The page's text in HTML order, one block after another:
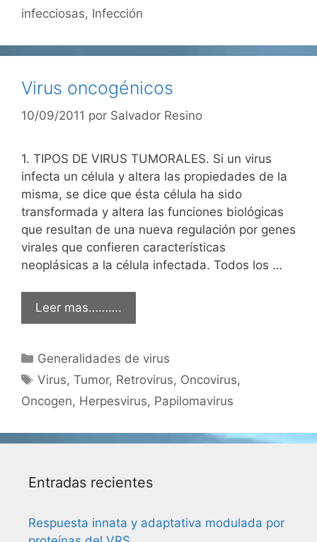
infecciosas, Infección
Virus oncogénicos
10/09/2011 por Salvador Resino
1. TIPOS DE VIRUS TUMORALES. Si un virus
infecta un célula y altera las propiedades de la
misma, se dice que ésta célula ha sido
transformada y altera las funciones biológicas
que resultan de una nueva regulación por genes
virales que confieren características
neoplásicas a la célula infectada. Todos los …
Leer mas……….
Categorías
Generalidades de virus
Etiquetas
Virus,Tumor, Retrovirus, Oncovirus,
Oncogen, Herpesvirus, Papilomavirus
Entradas recientes
Respuesta innata y adaptativa modulada por